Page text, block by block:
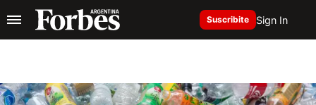
Suscribite Sign In